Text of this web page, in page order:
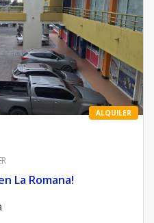
ALQUILER
La Romana!